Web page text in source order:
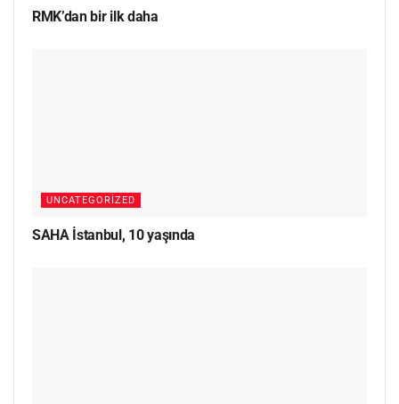
RMK’dan bir ilk daha
UNCATEGORIZED
SAHA İstanbul, 10 yaşında